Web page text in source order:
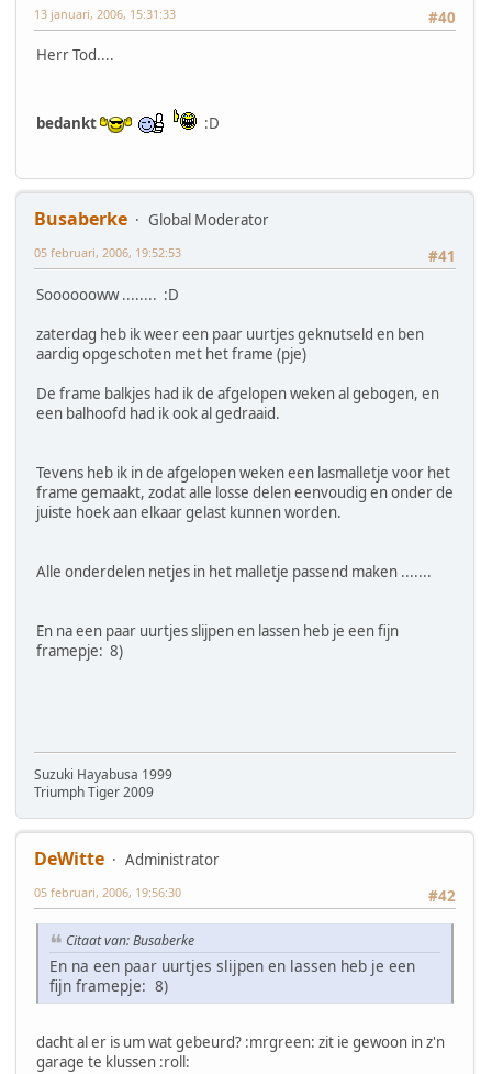
#40
13 januari, 2006, 15:31:33
Herr Tod....
bedankt :D
Busaberke
Global Moderator
#41
05 februari, 2006, 19:52:53
Sooooooww ........ :D
zaterdag heb ik weer een paar uurtjes geknutseld en ben
aardig opgeschoten met het frame (pje)
De frame balkjes had ik de afgelopen weken al gebogen, en
een balhoofd had ik ook al gedraaid.
Tevens heb ik in de afgelopen weken een lasmalletje voor het
frame gemaakt, zodat alle losse delen eenvoudig en onder de
juiste hoek aan elkaar gelast kunnen worden.
Alle onderdelen netjes in het malletje passend maken .......
En na een paar uurtjes slijpen en lassen heb je een fijn
framepje: 8)
Suzuki Hayabusa 1999
Triumph Tiger 2009
DeWitte
Administrator
#42
05 februari, 2006, 19:56:30
Citaat van: Busaberke
En na een paar uurtjes slijpen en lassen heb je een
fijn framepje: 8)
dacht al er is um wat gebeurd? :mrgreen: zit ie gewoon in z'n
garage te klussen :roll: